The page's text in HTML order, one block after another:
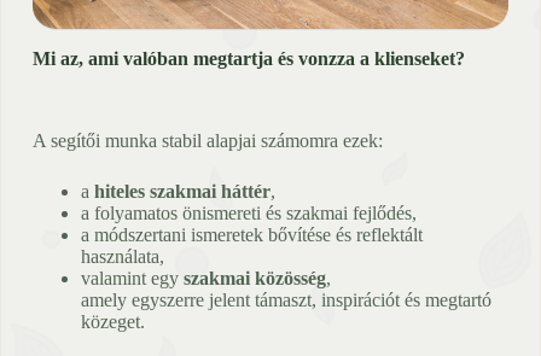
Mi az, ami valóban megtartja és vonzza a klienseket?
A segítői munka stabil alapjai számomra ezek:
a hiteles szakmai háttér,
a folyamatos önismereti és szakmai fejlődés,
a módszertani ismeretek bővítése és reflektált
használata,
valamint egy szakmai közösség,
amely egyszerre jelent támaszt, inspirációt és megtartó
közeget.